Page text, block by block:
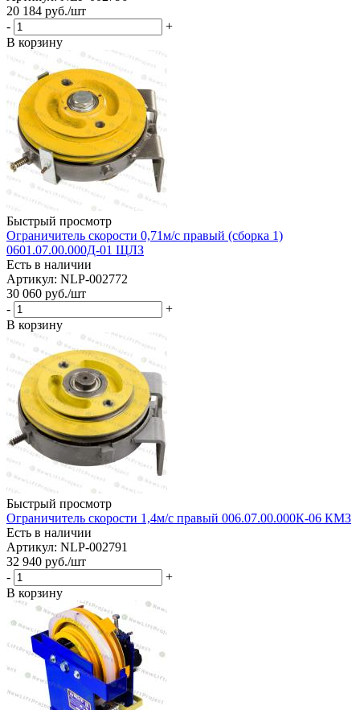
20 184 руб./шт
-
+
В корзину
Быстрый просмотр
Ограничитель скорости 0,71м/с правый (сборка 1)
0601.07.00.000Д-01 ЩЛЗ
Есть в наличии
Артикул: NLP-002772
30 060 руб./шт
-
+
В корзину
Быстрый просмотр
Ограничитель скорости 1,4м/с правый 006.07.00.000К-06 КМЗ
Есть в наличии
Артикул: NLP-002791
32 940 руб./шт
-
+
В корзину